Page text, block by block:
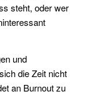
steht, oder wer
und
die Zeit nicht
an Burnout zu